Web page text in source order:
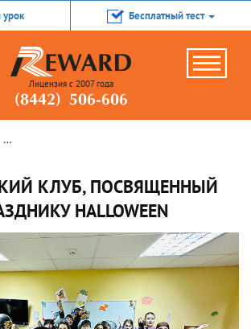
Бесплатный тест
Лицензия с 2007 года
(8442) 506-606
КЛУБ, ПОСВЯЩЕННЫЙ
HALLOWEEN